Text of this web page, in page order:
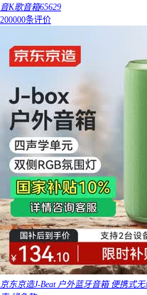
音K歌音箱65629
200000条评价
京东京造J-Beat 户外蓝牙音箱 便携式